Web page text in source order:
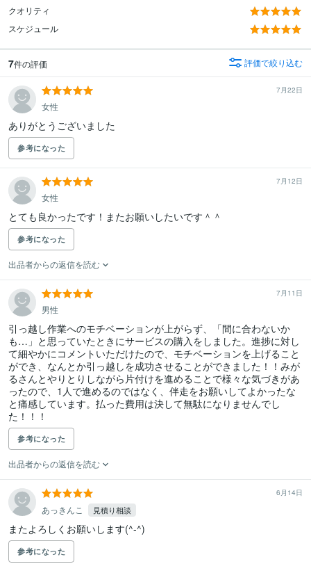
クオリティ
スケジュール
7件の評価 評価で絞り込む
7月22日
女性
ありがとうございました
参考になった
7月12日
女性
とても良かったです！またお願いしたいです＾＾
参考になった
出品者からの返信を読む
7月11日
男性
引っ越し作業へのモチベーションが上がらず、「間に合わないか
も…」と思っていたときにサービスの購入をしました。進捗に対し
て細やかにコメントいただけたので、モチベーションを上げること
ができ、なんとか引っ越しを成功させることができました！！みが
るさんとやりとりしながら片付けを進めることで様々な気づきがあ
ったので、1人で進めるのではなく、伴走をお願いしてよかったな
と痛感しています。払った費用は決して無駄になりませんでし
た！！！
参考になった
出品者からの返信を読む
6月14日
あっきんこ 見積り相談
またよろしくお願いします(^-^)
参考になった